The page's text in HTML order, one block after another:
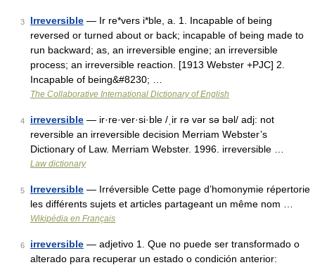
3 Irreversible — Ir re*vers i*ble, a. 1. Incapable of being
reversed or turned about or back; incapable of being made to
run backward; as, an irreversible engine; an irreversible
process; an irreversible reaction. [1913 Webster +PJC] 2.
Incapable of being&#8230; …
The Collaborative International Dictionary of English
4 irreversible — ir·re·ver·si·ble /ˌir rə vər sə bəl/ adj: not
reversible an irreversible decision Merriam Webster’s
Dictionary of Law. Merriam Webster. 1996. irreversible …
Law dictionary
5 Irreversible — Irréversible Cette page d’homonymie répertorie
les différents sujets et articles partageant un même nom …
Wikipédia en Français
6 irreversible — adjetivo 1. Que no puede ser transformado o
alterado para recuperar un estado o condición anterior: